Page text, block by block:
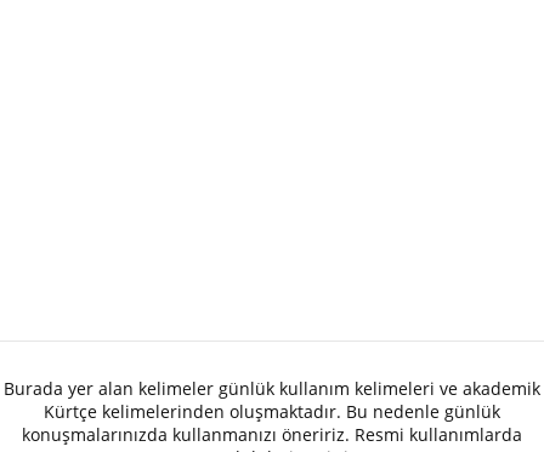
Burada yer alan kelimeler günlük kullanım kelimeleri ve akademik
Kürtçe kelimelerinden oluşmaktadır. Bu nedenle günlük
konuşmalarınızda kullanmanızı öneririz. Resmi kullanımlarda